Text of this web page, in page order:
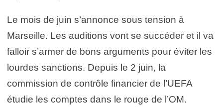
Le mois de juin s’annonce sous tension à
Marseille. Les auditions vont se succéder et il va
falloir s’armer de bons arguments pour éviter les
lourdes sanctions. Depuis le 2 juin, la
commission de contrôle financier de l’UEFA
étudie les comptes dans le rouge de l’OM.